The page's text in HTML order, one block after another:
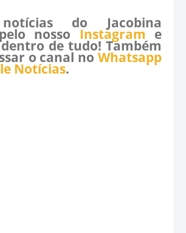
do Jacobina
nosso Instagram e
de tudo! Também
o canal no Whatsapp
Notícias.